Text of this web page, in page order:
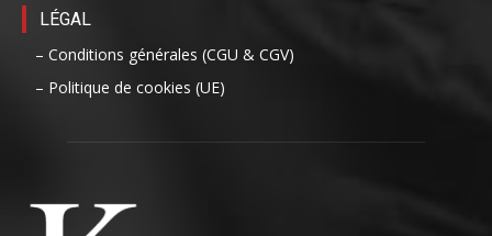
LÉGAL
– Conditions générales (CGU & CGV)
– Politique de cookies (UE)